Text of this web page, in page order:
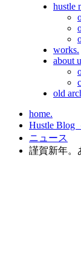
hustle
works.
about
old
home.
Hustle Blog
ニュース
謹賀新年。